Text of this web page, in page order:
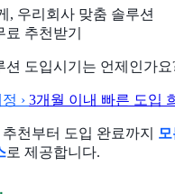
, 우리회사 맞춤 솔루션
료 추천받기
션 도입시기는 언제인가요
› 3개월 이내 빠른 도입
천부터 도입 완료까지
로 제공합니다.